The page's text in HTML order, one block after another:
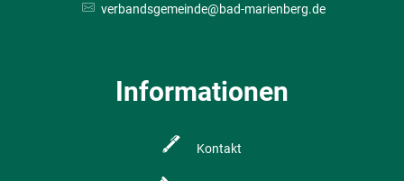
verbandsgemeinde@bad-marienberg.de
Informationen
Kontakt